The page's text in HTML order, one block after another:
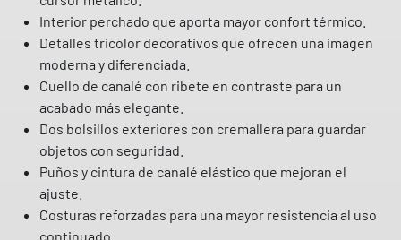
Interior perchado que aporta mayor confort térmico.
Detalles tricolor decorativos que ofrecen una imagen
moderna y diferenciada.
Cuello de canalé con ribete en contraste para un
acabado más elegante.
Dos bolsillos exteriores con cremallera para guardar
objetos con seguridad.
Puños y cintura de canalé elástico que mejoran el
ajuste.
Costuras reforzadas para una mayor resistencia al uso
continuado.